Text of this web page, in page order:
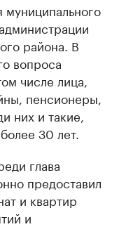
района. В
вопроса
числе лица,
пенсионеры,
них и такие,
30 лет.
глава
предоставил
и квартир
и